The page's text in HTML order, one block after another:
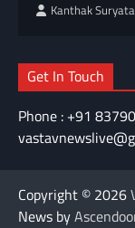
Kanthak
Get In Touch
Phone : +91
Copyright © 2026
News by